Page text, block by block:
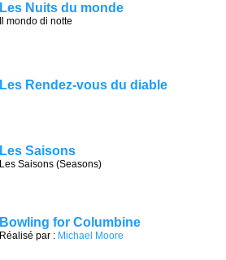
Les Nuits du monde
Il mondo di notte
Les Rendez-vous du diable
Les Saisons
Les Saisons (Seasons)
Bowling for Columbine
Réalisé par : Michael Moore